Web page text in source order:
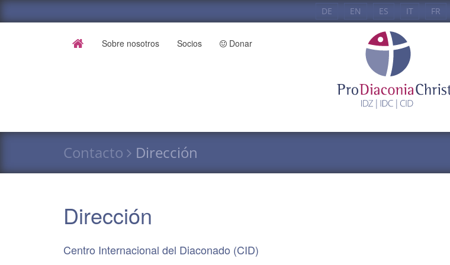
DE EN ES IT FR
Sobre nosotros Socios Donar
Contacto Dirección
Dirección
Centro Internacional del Diaconado (CID)